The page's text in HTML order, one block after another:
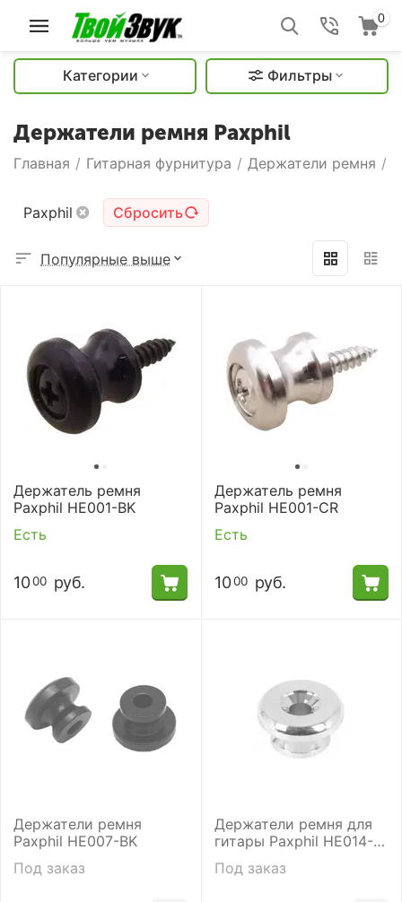
0
Категории Фильтры
Держатели ремня Paxphil
Главная / Гитарная фурнитура / Держатели ремня /
Paxphil Сбросить
Популярные выше
Держатель ремня
Paxphil HE001-BK
Есть
1000 руб.
Держатель ремня
Paxphil HE001-CR
Есть
1000 руб.
Держатели ремня
Paxphil HE007-BK
Под заказ
Держатели ремня для
гитары Paxphil HE014-
Под заказ